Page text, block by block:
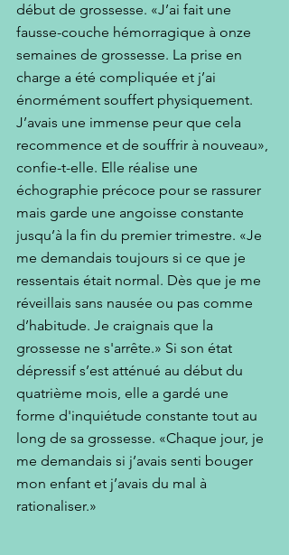
début de grossesse. «J’ai fait une
fausse-couche hémorragique à onze
semaines de grossesse. La prise en
charge a été compliquée et j’ai
énormément souffert physiquement.
J’avais une immense peur que cela
recommence et de souffrir à nouveau»,
confie-t-elle. Elle réalise une
échographie précoce pour se rassurer
mais garde une angoisse constante
jusqu’à la fin du premier trimestre. «Je
me demandais toujours si ce que je
ressentais était normal. Dès que je me
réveillais sans nausée ou pas comme
d’habitude. Je craignais que la
grossesse ne s'arrête.» Si son état
dépressif s’est atténué au début du
quatrième mois, elle a gardé une
forme d'inquiétude constante tout au
long de sa grossesse. «Chaque jour, je
me demandais si j’avais senti bouger
mon enfant et j’avais du mal à
rationaliser.»